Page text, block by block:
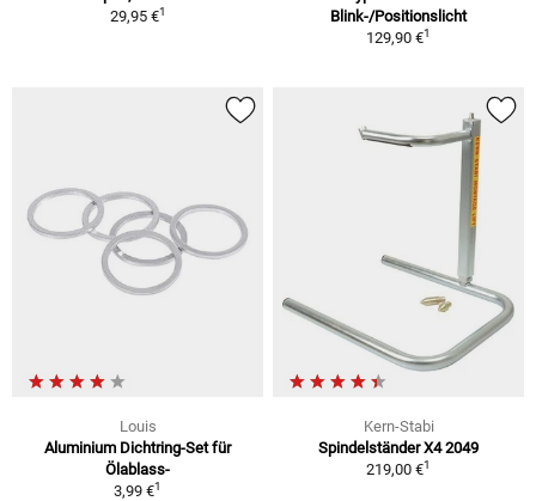
29,95 €1
Blink-/Positionslicht
129,90 €1
Louis
Aluminium Dichtring-Set für
Ölablass-
3,99 €1
Kern-Stabi
Spindelständer X4 2049
219,00 €1